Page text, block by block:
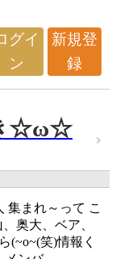
グイ
ン
新規登
録
☆ω☆
集まれ～って こ
奥大、ベア、
(~o~(笑)情報く